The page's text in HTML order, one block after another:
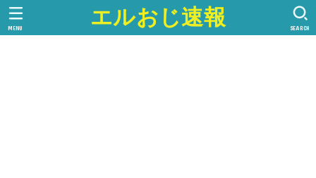
エルおじ速報 SEARCH
MENU